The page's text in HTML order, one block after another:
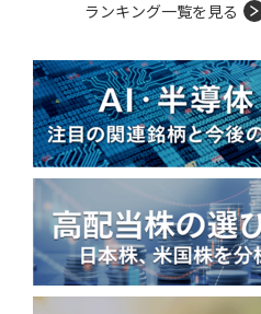
ランキング一覧を見る